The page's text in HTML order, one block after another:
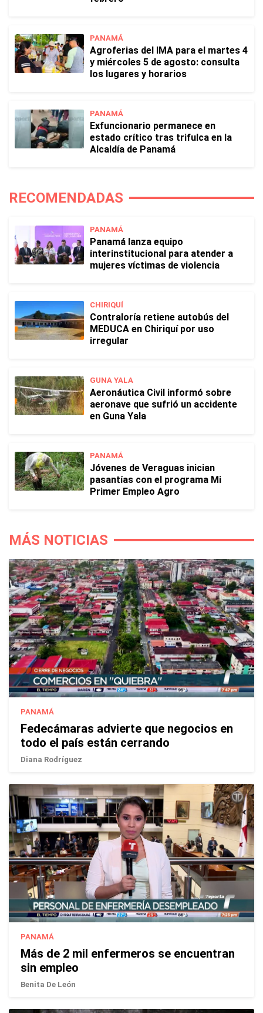
PANAMÁ
Agroferias del IMA para el martes 4
y miércoles 5 de agosto: consulta
los lugares y horarios
PANAMÁ
Exfuncionario permanece en
estado crítico tras trifulca en la
Alcaldía de Panamá
RECOMENDADAS
PANAMÁ
Panamá lanza equipo
interinstitucional para atender a
mujeres víctimas de violencia
CHIRIQUÍ
Contraloría retiene autobús del
MEDUCA en Chiriquí por uso
irregular
GUNA YALA
Aeronáutica Civil informó sobre
aeronave que sufrió un accidente
en Guna Yala
PANAMÁ
Jóvenes de Veraguas inician
pasantías con el programa Mi
Primer Empleo Agro
MÁS NOTICIAS
PANAMÁ
Fedecámaras advierte que negocios en
todo el país están cerrando
Diana Rodríguez
PANAMÁ
Más de 2 mil enfermeros se encuentran
sin empleo
Benita De León